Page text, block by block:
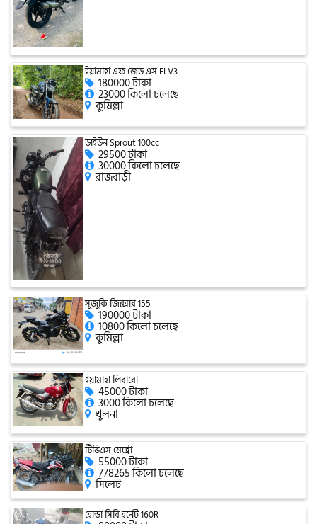
এমা (Emma)
SINSKI
জিংফু
জোনটেস
সিঙ্গার
এফবি মনডিয়াল
ডায়াং
গুড হুইল
ইয়ামাহা এফ জেড এস FI V3
180000 টাকা
23000 কিলো চলেছে
কুমিল্লা
ডাইউন Sprout 100cc
29500 টাকা
30000 কিলো চলেছে
রাজবাড়ী
সুজুকি জিক্সার 155
190000 টাকা
10800 কিলো চলেছে
কুমিল্লা
ইয়ামাহা লিবারো
45000 টাকা
3000 কিলো চলেছে
খুলনা
টিভিএস মেট্রো
55000 টাকা
778265 কিলো চলেছে
সিলেট
হোন্ডা সিবি হর্নেট 160R